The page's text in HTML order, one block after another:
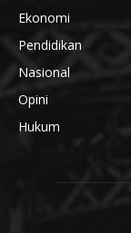
Ekonomi
Pendidikan
Nasional
Opini
Hukum